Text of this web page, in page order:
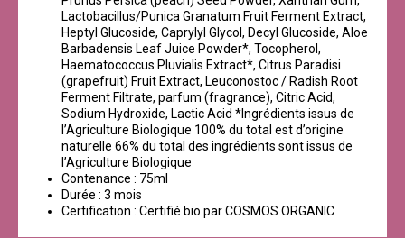
Lactobacillus/Punica Granatum Fruit Ferment Extract,
Heptyl Glucoside, Caprylyl Glycol, Decyl Glucoside, Aloe
Barbadensis Leaf Juice Powder*, Tocopherol,
Haematococcus Pluvialis Extract*, Citrus Paradisi
(grapefruit) Fruit Extract, Leuconostoc / Radish Root
Ferment Filtrate, parfum (fragrance), Citric Acid,
Sodium Hydroxide, Lactic Acid *Ingrédients issus de
l’Agriculture Biologique 100% du total est d’origine
naturelle 66% du total des ingrédients sont issus de
l’Agriculture Biologique
Contenance : 75ml
Durée : 3 mois
Certification : Certifié bio par COSMOS ORGANIC